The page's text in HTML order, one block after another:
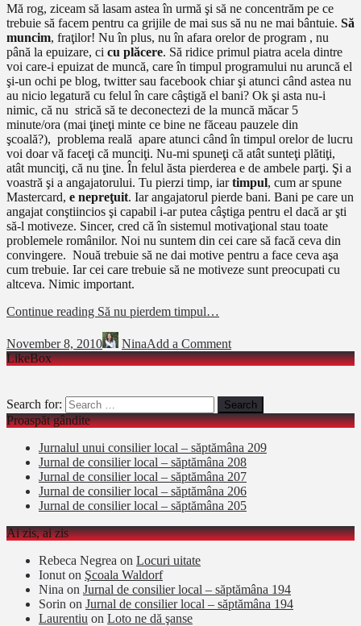
Mă rog, ziceam să lasam astea în urmă şi să ne concentrăm pe ce
trebuie să facem pentru ca grijile de mai sus să nu ne mai bântuie. Să
muncim, fraţilor! Nu în plus, nu în afara orelor de program , nu
până la epuizare, ci cu plăcere. Să ridice primul piatra acela dintre
voi care-i epuizat de muncă, care în timpul programului nu aruncă el
şi-un ochi pe blog, twitter sau facebook chiar şi atunci când astea nu
au nicio legatură cu felul în care câştigă el bani? Ok şi asta nu-i
nimic, că nu strică să te deconectezi de la muncă măcar 5
minute/ora (mai ţineţi minte ce bine ne făceau pauzele din
şcoală?), problema reală apare atunci când în timpul orelor de lucru
voi doar vă faceţi că munciţi. Nu-mi spuneţi că atât sunteţi plătiţi,
atât munciţi, că nu ţine. În felul ăsta pierderea e de ambele parţi. Şi a
voastră şi a angajatorului. Tu pierzi timp, iartimpul, cum ar spune
Mastercard, e nepreţuit. Iar angajatorul pierde bani. Bani pe care un
angajat conştiincios şi capabil i-ar putea câştiga pentru el dacă ar şti
să-l motiveze. Sincer, cred că în sistemul motivaţional stau toate
problemele românilor. Noi nu suntem din cei care să facă ceva din
convingere. Nouă trebuie să ne dai motive pentru a face ceva aşa
cum trebuie. Iar cei care trebuie să ne motiveze sunt preocupati cu
altceva. Nimic important.
Continue reading Să nu pierdem timpul…
November 8, 2010 NinaAdd a Comment
LikeBox
Search for:
Proaspăt gândite
Jurnalul unui consilier local – săptămâna 209
Jurnal de consilier local – săptămâna 208
Jurnal de consilier local – săptămâna 207
Jurnal de consilier local – săptămâna 206
Jurnal de consilier local – săptămâna 205
Ai zis, ai zis
Rebeca Negrea on Locuri uitate
Ionut on Şcoala Waldorf
Nina on Jurnal de consilier local – săptămâna 194
Sorin on Jurnal de consilier local – săptămâna 194
Laurentiu on Loto ne dă şanse